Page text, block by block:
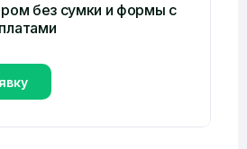
без сумки и формы c